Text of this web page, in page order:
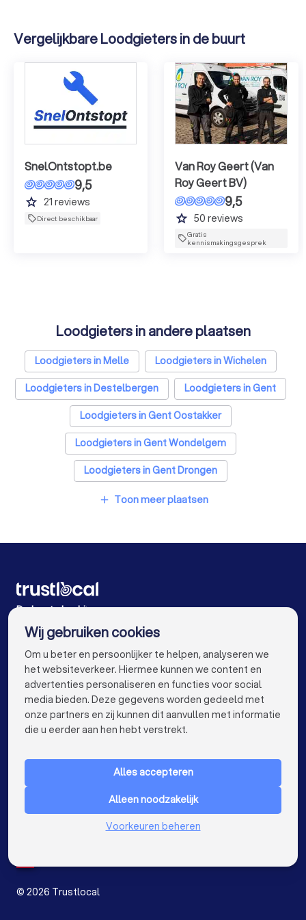
Vergelijkbare Loodgieters in de buurt
SnelOntstopt.be
9,5
grade 21 reviews
Direct beschikbaar
Van Roy Geert (Van
Roy Geert BV)
9,5
grade 50 reviews
Gratis
kennismakingsgesprek
Loodgieters in andere plaatsen
Loodgieters in Melle
Loodgieters in Wichelen
Loodgieters in Destelbergen
Loodgieters in Gent
Loodgieters in Gent Oostakker
Loodgieters in Gent Wondelgem
Loodgieters in Gent Drongen
Loodgieters in Antwerpen
Loodgieters in Brugge
Loodgieters in Hasselt
Loodgieters in Sint-Niklaas
Loodgieters in Genk
Loodgieters in Roeselare
Loodgieters in Dendermonde
Loodgieters in Beringen
Loodgieters in Turnhout
Loodgieters in Dilbeek
Loodgieters in Sint-Truiden
Loodgieters in Lokeren
Loodgieters in Brasschaat
add Toon meer plaatsen
De beste bedrijven voor u
VOOR PARTICULIEREN keyboard_arrow_down
Nederland
© 2026 Trustlocal
Wij gebruiken cookies
Om u beter en persoonlijker te helpen, analyseren we
het websiteverkeer. Hiermee kunnen we content en
advertenties personaliseren en functies voor social
media bieden. Deze gegevens worden gedeeld met
onze partners en zij kunnen dit aanvullen met informatie
die u eerder aan hen hebt verstrekt.
Alles accepteren
Alleen noodzakelijk
Voorkeuren beheren